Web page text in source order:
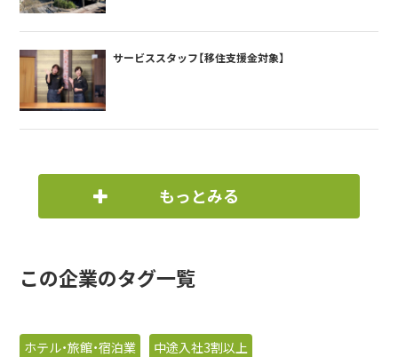
サービススタッフ【移住支援金対象】
もっとみる
この企業のタグ一覧
ホテル・旅館・宿泊業
中途入社3割以上